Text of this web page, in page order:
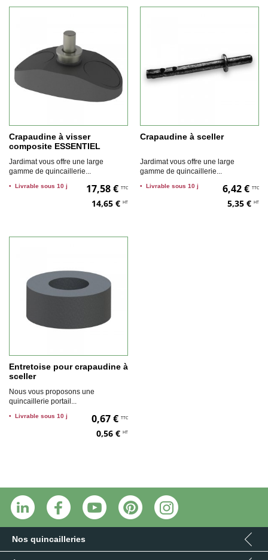
Crapaudine à visser
composite ESSENTIEL
Jardimat vous offre une large
gamme de quincaillerie...
• Livrable sous 10 j 17,58 € TTC
14,65 € HT
Crapaudine à sceller
Jardimat vous offre une large
gamme de quincaillerie...
• Livrable sous 10 j 6,42 € TTC
5,35 € HT
Entretoise pour crapaudine à
sceller
Nous vous proposons une
quincaillerie portail...
• Livrable sous 10 j 0,67 € TTC
0,56 € HT
Nos quincailleries